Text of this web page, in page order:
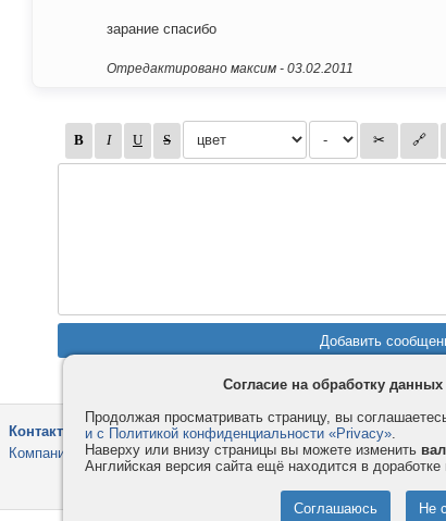
зарание спасибо
Отредактировано максим - 03.02.2011
Контакты
Компания
Privacy и Cookie
Правила и условия
Согласие на обработку
Продолжая просматривать страницу, вы
и с Политикой конфиденциальности «Privacy».
Наверху или внизу страницы вы можете изменить
Английская версия сайта ещё находится в